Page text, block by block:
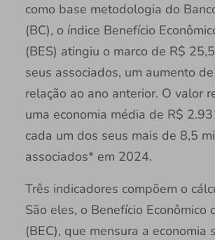
como base metodologia do
(BC), o índice Benefício
(BES) atingiu o marco de R$
seus associados, um aumento
relação ao ano anterior. O valor
uma economia média de R$
cada um dos seus mais de 8,5
associados* em 2024.
Três indicadores compõem o
São eles, o Benefício Econômico
(BEC), que mensura a economia